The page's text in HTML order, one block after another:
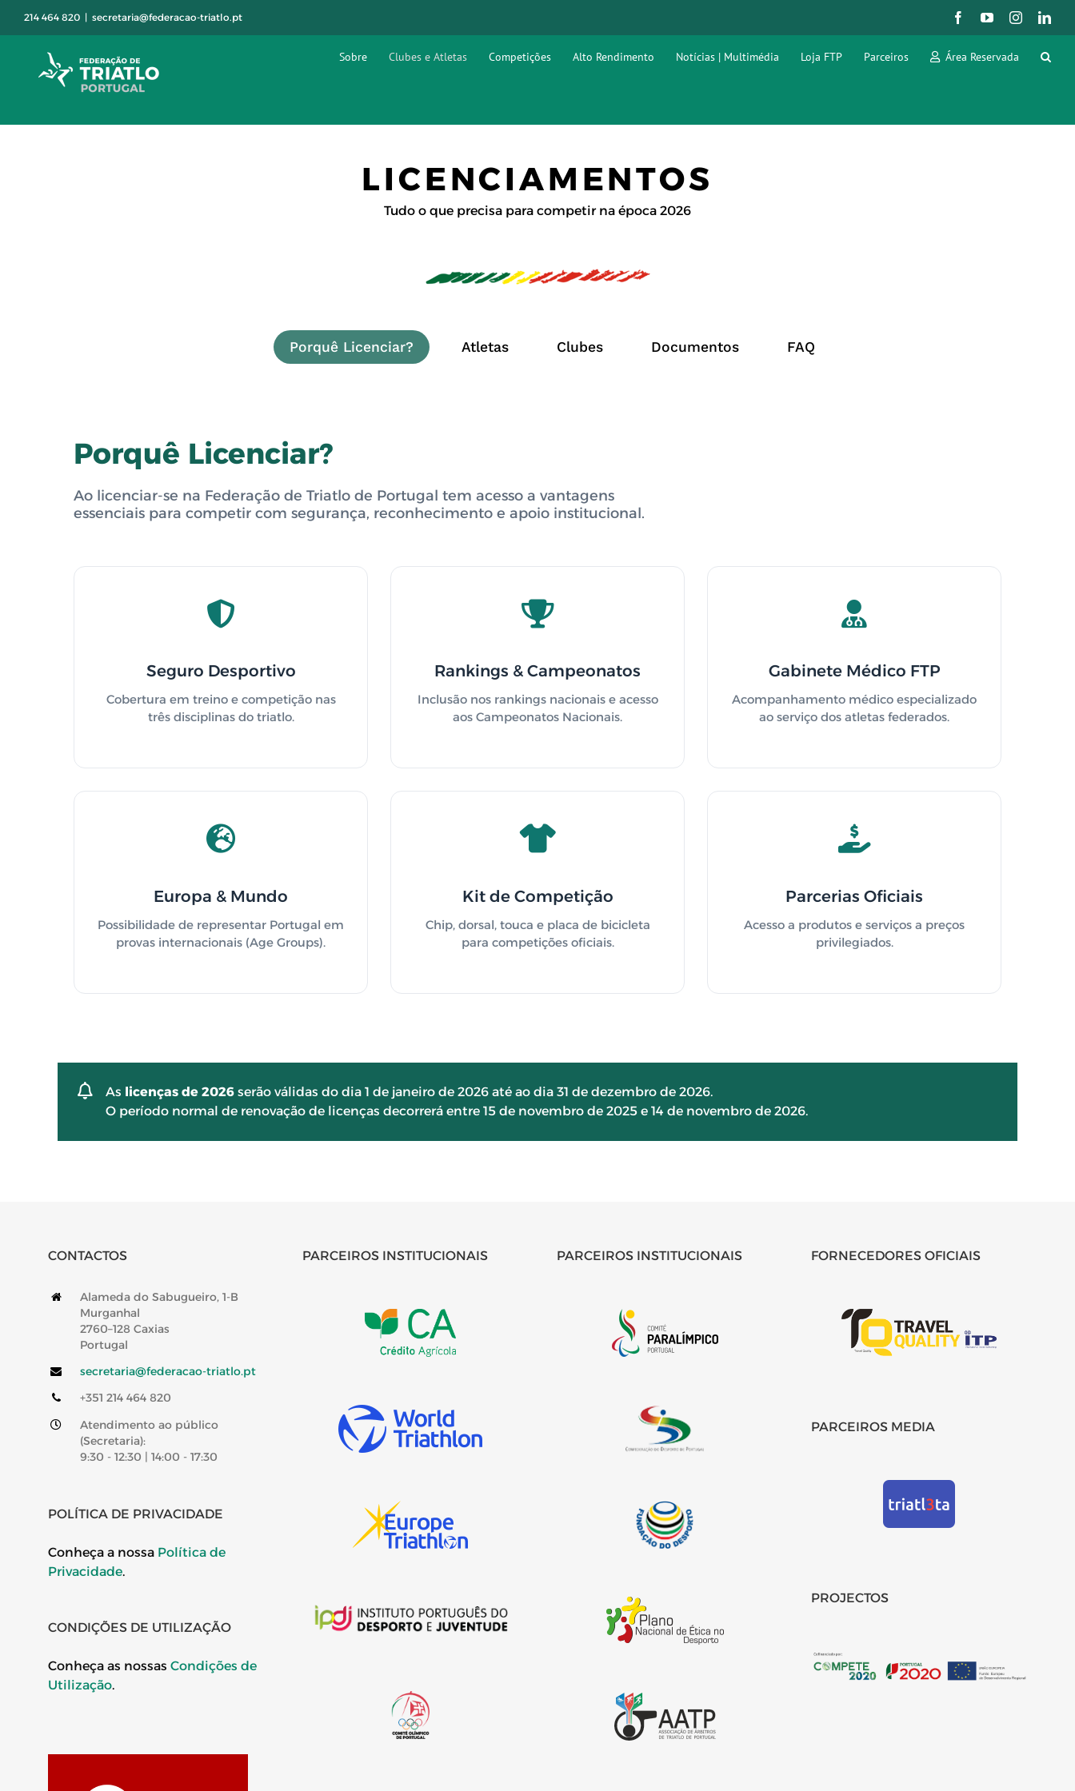
214 464 820 | secretaria@federacao-triatlo.pt FacebookYouTubeInstagram
Sobre Clubes e Atletas Competições Alto Rendimento Notícias | Multimédia Loja FTP Parceiros Área Reservada
LICENCIAMENTOS
Tudo o que precisa para competir na época 2026
Porquê Licenciar? Atletas Clubes Documentos FAQ
Porquê Licenciar?
Ao licenciar-se na Federação de Triatlo de Portugal tem acesso a vantagens
essenciais para competir com segurança, reconhecimento e apoio institucional.
Seguro Desportivo
Cobertura em treino e competição nas
três disciplinas do triatlo.
Rankings & Campeonatos
Inclusão nos rankings nacionais e acesso
aos Campeonatos Nacionais.
Gabinete Médico FTP
Acompanhamento médico especializado
ao serviço dos atletas federados.
Europa & Mundo
Possibilidade de representar Portugal em
provas internacionais (Age Groups).
Kit de Competição
Chip, dorsal, touca e placa de bicicleta
para competições oficiais.
Parcerias Oficiais
Acesso a produtos e serviços a preços
privilegiados.
As licenças de 2026 serão válidas do dia 1 de janeiro de 2026 até ao dia 31 de dezembro de 2026.
O período normal de renovação de licenças decorrerá entre 15 de novembro de 2025 e 14 de novembro de 2026.
CONTACTOS
Alameda do Sabugueiro, 1-B
Murganhal
2760–128 Caxias
Portugal
secretaria@federacao-triatlo.pt
+351 214 464 820
Atendimento ao público
(Secretaria):
9:30 - 12:30 | 14:00 - 17:30
POLÍTICA DE PRIVACIDADE
Conheça a nossa Política de
Privacidade.
CONDIÇÕES DE UTILIZAÇÃO
Conheça as nossas Condições de
Utilização.
PARCEIROS INSTITUCIONAIS PARCEIROS INSTITUCIONAIS FORNECEDORES OFICIAIS
PARCEIROS MEDIA
PROJECTOS